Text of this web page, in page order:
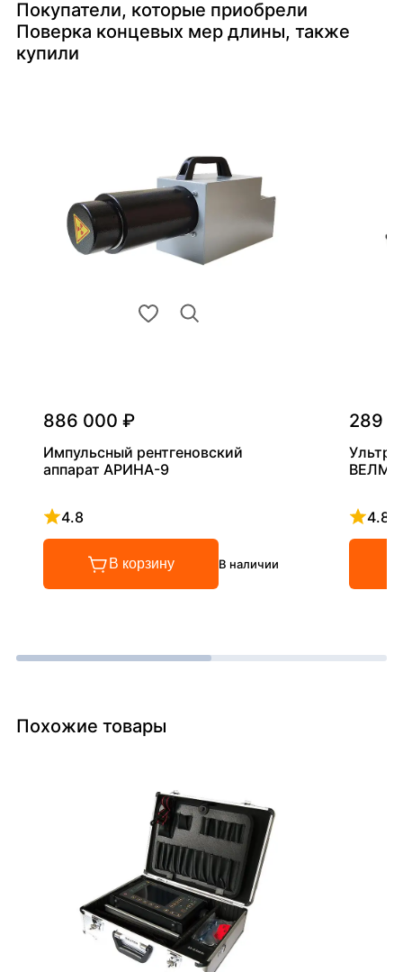
Покупатели, которые приобрели
Поверка концевых мер длины, также
купили
886 000 ₽
Импульсный рентгеновский
аппарат АРИНА-9
4.8
Рейтинг 4.8 из 5
В корзину В наличии
289
4.8
Похожие товары